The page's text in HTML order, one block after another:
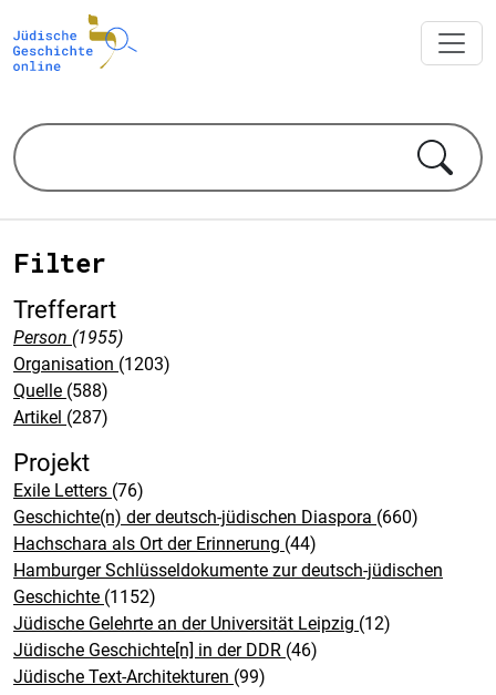
Filter
Trefferart
Person (1955)
Organisation (1203)
Quelle (588)
Artikel (287)
Projekt
Exile Letters (76)
Geschichte(n) der deutsch-jüdischen Diaspora (660)
Hachschara als Ort der Erinnerung (44)
Hamburger Schlüsseldokumente zur deutsch-jüdischen
Geschichte (1152)
Jüdische Gelehrte an der Universität Leipzig (12)
Jüdische Geschichte[n] in der DDR (46)
Jüdische Text-Architekturen (99)